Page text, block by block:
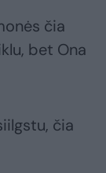
čia
bet Ona
čia